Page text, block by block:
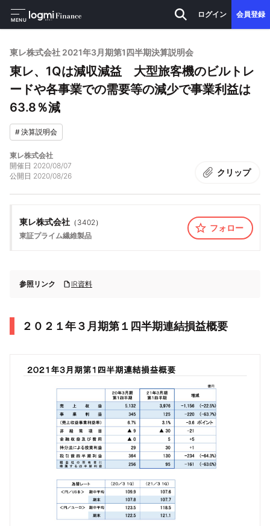
MENU
ログイン 会員登録
東レ株式会社 2021年3月期第1四半期決算説明会
東レ、1Qは減収減益 大型旅客機のビルトレ
ードや各事業での需要等の減少で事業利益は
63.8％減
#決算説明会
東レ株式会社
開催日 2020/08/07
公開日 2020/08/26 クリップ
東レ株式会社 （ 3402）
東証プライム繊維製品
フォロー
参照リンク IR資料
２０２１年３月期第１四半期連結損益概要